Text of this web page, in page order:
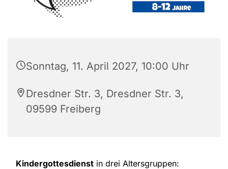
Sonntag, 11. April 2027, 10:00 Uhr
Dresdner Str. 3, Dresdner Str. 3,
09599 Freiberg
Kindergottesdienst in drei Altersgruppen: